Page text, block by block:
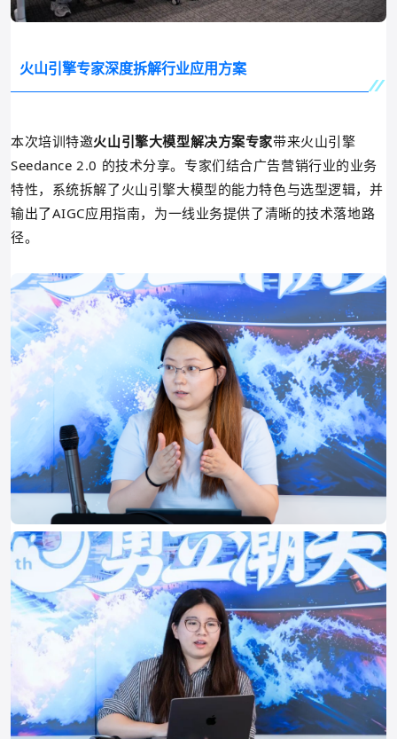
火山引擎专家深度拆解行业应用方案
本次培训特邀火山引擎大模型解决方案专家带来火山引擎
Seedance 2.0 的技术分享。专家们结合广告营销行业的业务
特性，系统拆解了 火山引擎大模型的能力特色与选型逻辑，并
输出了AIGC应用指南，为一线业务提供了清晰的技术落地路
径。